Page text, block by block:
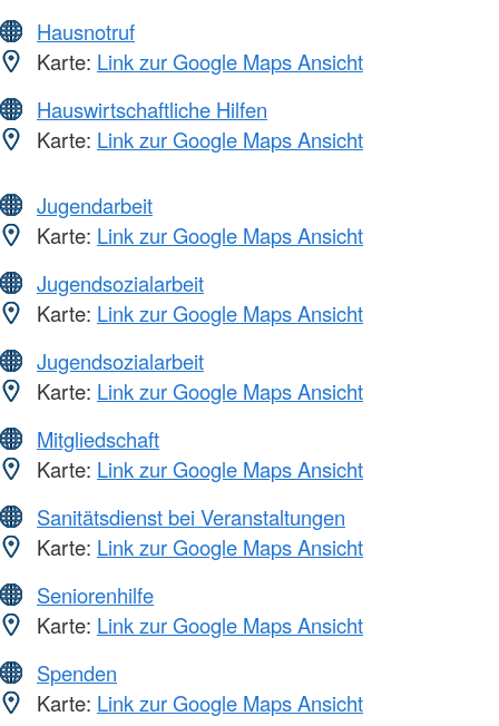
Hausnotruf
Karte: Link zur Google Maps Ansicht
Hauswirtschaftliche Hilfen
Karte: Link zur Google Maps Ansicht
Jugendarbeit
Karte: Link zur Google Maps Ansicht
Jugendsozialarbeit
Karte: Link zur Google Maps Ansicht
Jugendsozialarbeit
Karte: Link zur Google Maps Ansicht
Mitgliedschaft
Karte: Link zur Google Maps Ansicht
Sanitätsdienst bei Veranstaltungen
Karte: Link zur Google Maps Ansicht
Seniorenhilfe
Karte: Link zur Google Maps Ansicht
Spenden
Karte: Link zur Google Maps Ansicht